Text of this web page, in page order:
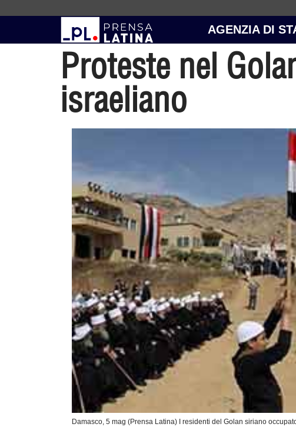
AGENZIA DI
Proteste nel
israeliano
Damasco, 5 mag (Prensa Latina) I residenti del Golan siriano